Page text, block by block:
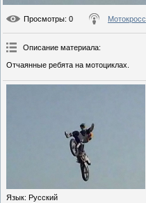
Просмотры: 0 Мотокросс
Описание материала:
Отчаянные ребята на мотоциклах.
Язык: Русский